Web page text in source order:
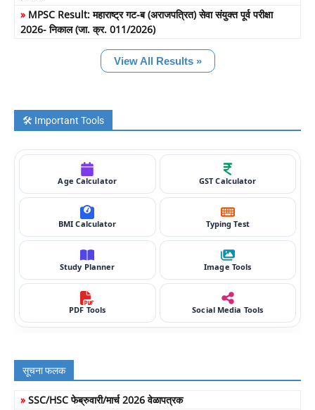
» MPSC Result: महाराष्ट्र गट-ब (अराजपत्रित) सेवा संयुक्त पूर्व परीक्षा
2026- निकाल (जा. क्र. 011/2026)
View All Results »
🛠️ Important Tools
Age Calculator GST Calculator
BMI Calculator Typing Test
Study Planner Image Tools
PDF Tools Social Media Tools
सूचना फलक
» SSC/HSC फेब्रुवारी/मार्च 2026 वेळापत्रक